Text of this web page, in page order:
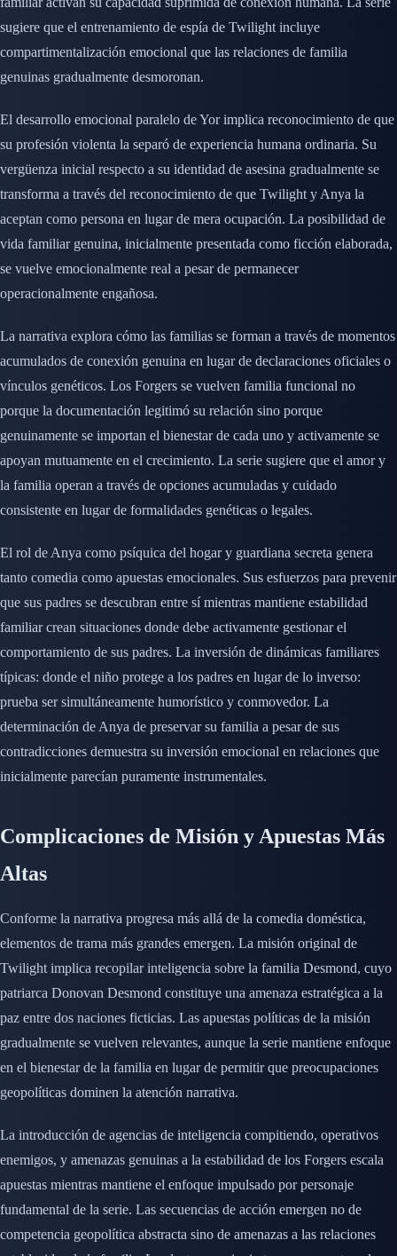
sugiere que el entrenamiento de espía de Twilight incluye
compartimentalización emocional que las relaciones de familia
genuinas gradualmente desmoronan.
El desarrollo emocional paralelo de Yor implica reconocimiento de que
su profesión violenta la separó de experiencia humana ordinaria. Su
vergüenza inicial respecto a su identidad de asesina gradualmente se
transforma a través del reconocimiento de que Twilight y Anya la
aceptan como persona en lugar de mera ocupación. La posibilidad de
vida familiar genuina, inicialmente presentada como ficción elaborada,
se vuelve emocionalmente real a pesar de permanecer
operacionalmente engañosa.
La narrativa explora cómo las familias se forman a través de momentos
acumulados de conexión genuina en lugar de declaraciones oficiales o
vínculos genéticos. Los Forgers se vuelven familia funcional no
porque la documentación legitimó su relación sino porque
genuinamente se importan el bienestar de cada uno y activamente se
apoyan mutuamente en el crecimiento. La serie sugiere que el amor y
la familia operan a través de opciones acumuladas y cuidado
consistente en lugar de formalidades genéticas o legales.
El rol de Anya como psíquica del hogar y guardiana secreta genera
tanto comedia como apuestas emocionales. Sus esfuerzos para prevenir
que sus padres se descubran entre sí mientras mantiene estabilidad
familiar crean situaciones donde debe activamente gestionar el
comportamiento de sus padres. La inversión de dinámicas familiares
típicas: donde el niño protege a los padres en lugar de lo inverso:
prueba ser simultáneamente humorístico y conmovedor. La
determinación de Anya de preservar su familia a pesar de sus
contradicciones demuestra su inversión emocional en relaciones que
inicialmente parecían puramente instrumentales.
Complicaciones de Misión y Apuestas Más
Altas
Conforme la narrativa progresa más allá de la comedia doméstica,
elementos de trama más grandes emergen. La misión original de
Twilight implica recopilar inteligencia sobre la familia Desmond, cuyo
patriarca Donovan Desmond constituye una amenaza estratégica a la
paz entre dos naciones ficticias. Las apuestas políticas de la misión
gradualmente se vuelven relevantes, aunque la serie mantiene enfoque
en el bienestar de la familia en lugar de permitir que preocupaciones
geopolíticas dominen la atención narrativa.
La introducción de agencias de inteligencia compitiendo, operativos
enemigos, y amenazas genuinas a la estabilidad de los Forgers escala
apuestas mientras mantiene el enfoque impulsado por personaje
fundamental de la serie. Las secuencias de acción emergen no de
competencia geopolítica abstracta sino de amenazas a las relaciones